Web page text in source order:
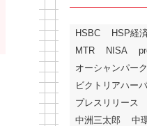
HSBC HSP経
MTR
NISA
オーシャンパーク
ビクトリアハー
プレスリリース
中洲三太郎
中